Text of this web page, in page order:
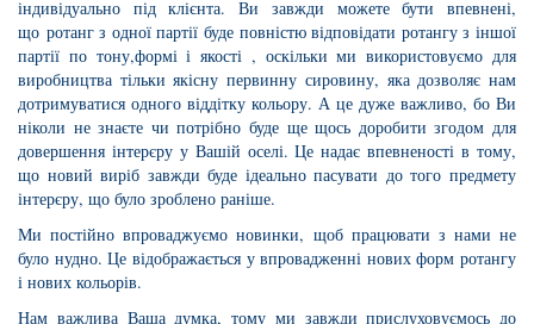
індивідуально під клієнта. Ви завжди можете бути впевнені,
що ротанг з одної партії буде повністю відповідати ротангу з іншої
партії по тону,формі і якості , оскільки ми використовуємо для
виробництва тільки якісну первинну сировину, яка дозволяє нам
дотримуватися одного віддітку кольору. А це дуже важливо, бо Ви
ніколи не знаєте чи потрібно буде ще щось доробити згодом для
довершення інтерєру у Вашій оселі. Це надає впевненості в тому,
що новий виріб завжди буде ідеально пасувати до того предмету
інтерєру, що було зроблено раніше.
Ми постійно впроваджуємо новинки, щоб працювати з нами не
було нудно. Це відображається у впровадженні нових форм ротангу
і нових кольорів.
Нам важлива Ваша думка, тому ми завжди прислуховуємось до